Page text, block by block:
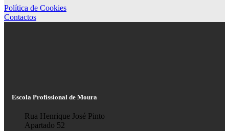
Política de Cookies
Contactos
Escola Profissional de Moura
Rua Henrique José Pinto
Apartado 52